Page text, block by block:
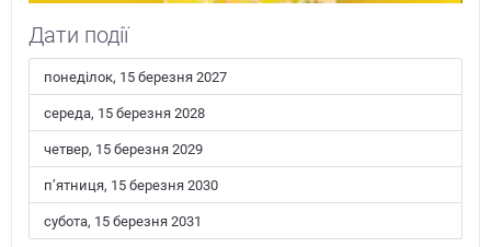
Дати події
понеділок, 15 березня 2027
середа, 15 березня 2028
четвер, 15 березня 2029
пʼятниця, 15 березня 2030
субота, 15 березня 2031